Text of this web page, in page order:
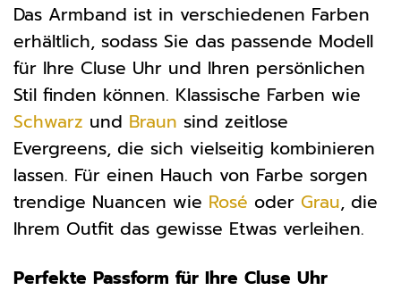
Das Armband ist in verschiedenen Farben
erhältlich, sodass Sie das passende Modell
für Ihre Cluse Uhr und Ihren persönlichen
Stil finden können. Klassische Farben wie
Schwarz und Braun sind zeitlose
Evergreens, die sich vielseitig kombinieren
lassen. Für einen Hauch von Farbe sorgen
trendige Nuancen wie Rosé oder Grau, die
Ihrem Outfit das gewisse Etwas verleihen.
Perfekte Passform für Ihre Cluse Uhr